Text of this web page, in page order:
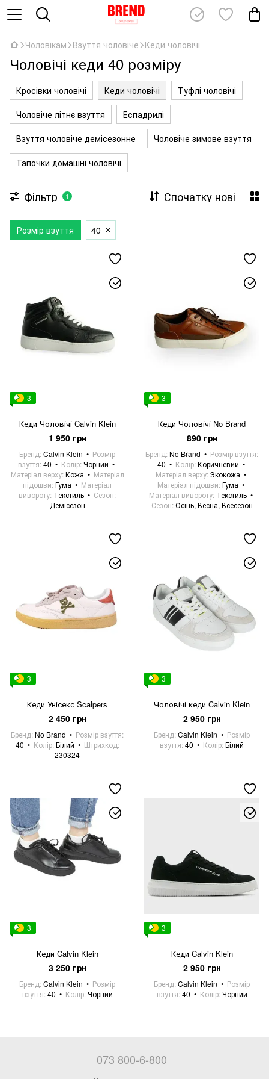
Чоловікам Взуття чоловіче Кеди чоловічі
Чоловічі кеди 40 розміру
Кросівки чоловічі Кеди чоловічі
Туфлі чоловічі
Чоловіче літнє взуття
Еспадрилі
Взуття чоловіче демісезонне
Чоловіче зимове взуття
Тапочки домашні чоловічі
Фільтр 1 Спочатку нові
Розмір взуття 40
3
Кеди Чоловічі Calvin Klein
1 950 грн
Бренд Calvin Klein
Розмір
взуття 40 Колір Чорний
Матеріал верху Кожа
Матеріал
підошви Гума
Матеріал
вивороту Текстиль
Сезон
Демісезон
3
Кеди Чоловічі No Brand
890 грн
Бренд No Brand
Розмір взуття
40
Колір Коричневий
Матеріал верху Экокожа
Матеріал підошви Гума
Матеріал вивороту Текстиль
Сезон Осінь, Весна, Всесезон
3
Кеди Унісекс Scalpers
2 450 грн
Бренд No Brand
Розмір взуття
40
Колір Білий
Штрихкод
230324
3
Чоловічі кеди Calvin Klein
2 950 грн
Бренд Calvin Klein
Розмір
взуття 40 Колір Білий
3
Кеди Calvin Klein
3 250 грн
Бренд Calvin Klein
Розмір
взуття 40 Колір Чорний
3
Кеди Calvin Klein
2 950 грн
Бренд Calvin Klein
Розмір
взуття 40 Колір Чорний
073 800-6-800